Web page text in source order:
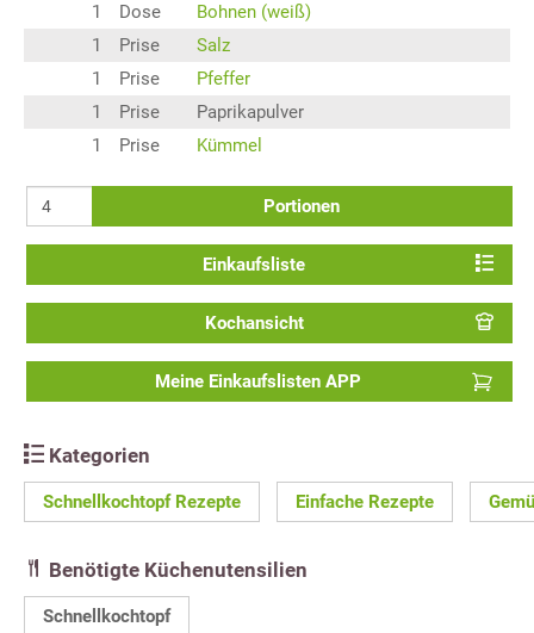
1
Dose
Bohnen (weiß)
1
Prise
Salz
1
Prise
Pfeffer
1
Prise
Paprikapulver
1
Prise Kümmel
Portionen
Einkaufsliste
Kochansicht
Meine Einkaufslisten APP
Kategorien
Schnellkochtopf Rezepte Einfache Rezepte
Benötigte Küchenutensilien
Schnellkochtopf